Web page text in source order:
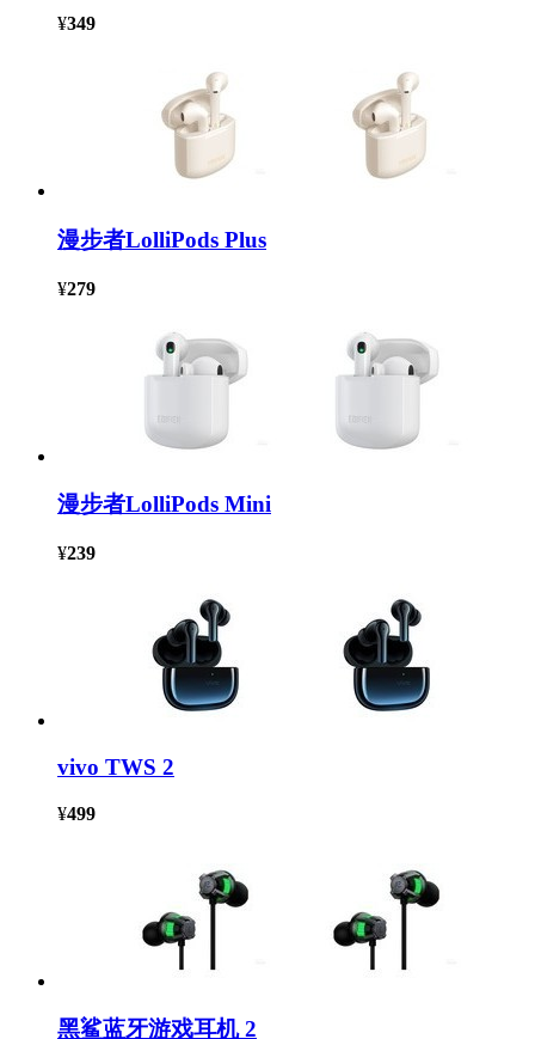
¥349
漫步者LolliPods Plus
¥279
漫步者LolliPods Mini
¥239
vivo TWS 2
¥499
黑鲨蓝牙游戏耳机 2